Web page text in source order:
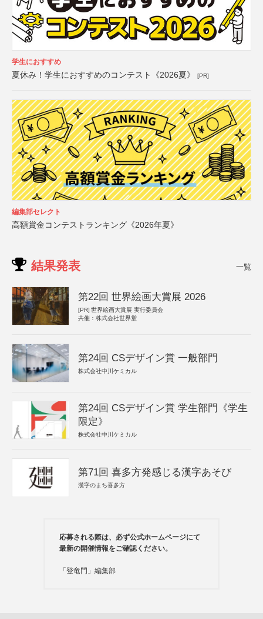
学生におすすめ
夏休み！学生におすすめのコンテスト《2026夏》 [PR]
編集部セレクト
高額賞金コンテストランキング《2026年夏》
結果発表 一覧
第22回 世界絵画大賞展 2026
[PR] 世界絵画大賞展 実行委員会
共催：株式会社世界堂
第24回 CSデザイン賞 一般部門
株式会社中川ケミカル
第24回 CSデザイン賞 学生部門《学生
限定》
株式会社中川ケミカル
第71回 喜多方発感じる漢字あそび
漢字のまち喜多方
応募される際は、必ず公式ホームページにて
最新の開催情報をご確認ください。
「登竜門」編集部